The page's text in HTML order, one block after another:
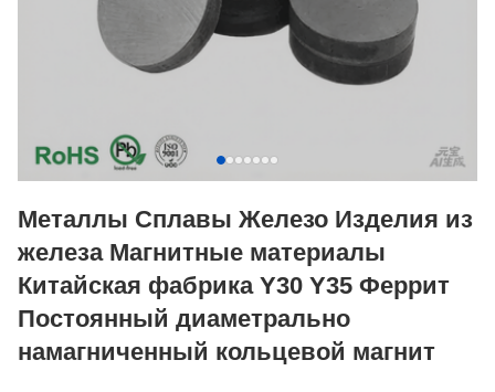
Металлы Сплавы Железо Изделия из
железа Магнитные материалы
Китайская фабрика Y30 Y35 Феррит
Постоянный диаметрально
намагниченный кольцевой магнит